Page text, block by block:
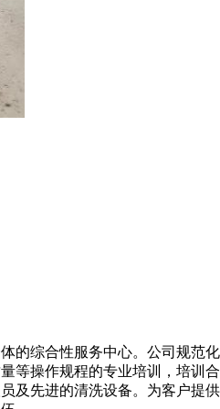
的综合性服务中心。公司规范化
等操作规程的专业培训，培训合
及先进的清洗设备。为客户提供